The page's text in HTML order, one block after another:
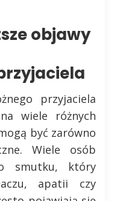
objawy
przyjaciela
wiele różnych
być zarówno
Wiele osób
smutku, który
apatii czy